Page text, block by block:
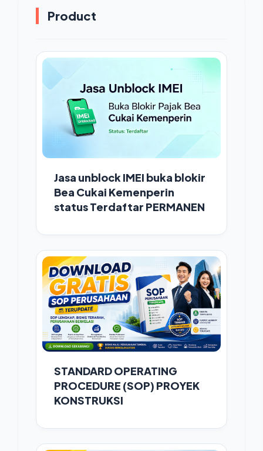
Product
Jasa unblock IMEI buka blokir
Bea Cukai Kemenperin
status Terdaftar PERMANEN
STANDARD OPERATING
PROCEDURE (SOP) PROYEK
KONSTRUKSI